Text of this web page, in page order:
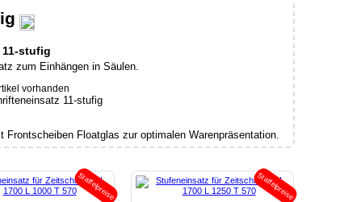
11-stufig
vorhanden
zum Einhängen in Säulen.
Floatglas zur optimalen Warenpräsentation.
Staffelpreise Staffelpreise